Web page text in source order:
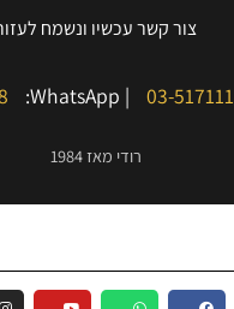
צור קשר עכשיו ונשמח לעזור
03-
| WhatsApp:
רודי מאז 1984